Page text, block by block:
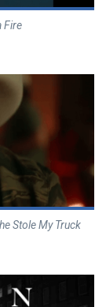
Fire
Stole My Truck